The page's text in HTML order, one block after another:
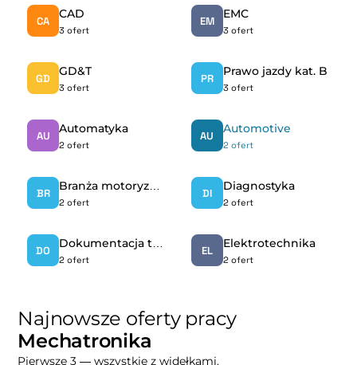
CA
CAD
3 ofert
EM
EMC
3 ofert
GD
GD&T
3 ofert
PR
Prawo jazdy kat. B
3 ofert
AU
Automatyka
2 ofert
AU
Automotive
2 ofert
BR
2 ofert
DI
Diagnostyka
2 ofert
DO
2 ofert
EL
Elektrotechnika
2 ofert
Najnowsze oferty pracy
Mechatronika
Pierwsze 3 — wszystkie z widełkami.